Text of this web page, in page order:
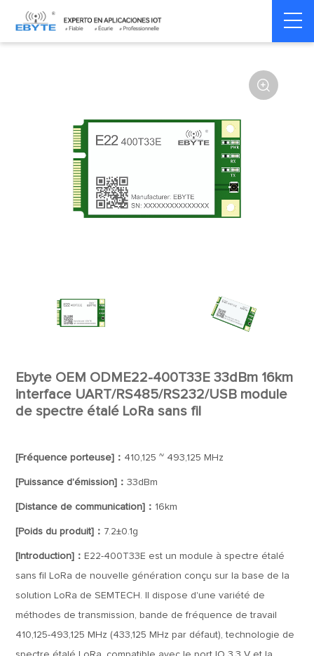
Home > Module > SPI/SOC/UART

Ebyte OEM ODME22-400T33E 33dBm 16km
interface UART/RS485/RS232/USB module
de spectre étalé LoRa sans fil
[Fréquence porteuse]： 410,125 ~ 493,125 MHz
[Puissance d'émission]：33dBm
[Distance de communication]： 16km
[Poids du produit]： 7.2±0.1g
[Introduction]： E22-400T33E est un module à spectre étalé
sans fil LoRa de nouvelle génération conçu sur la base de la
solution LoRa de SEMTECH. Il dispose d'une variété de
méthodes de transmission, bande de fréquence de travail
410,125-493,125 MHz (433,125 MHz par défaut), technologie de